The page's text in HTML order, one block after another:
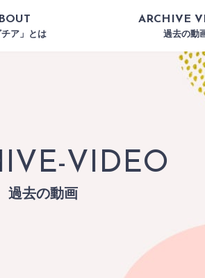
チア」とは
ARCHIVE
過去の動
VIDEO
過去の動画